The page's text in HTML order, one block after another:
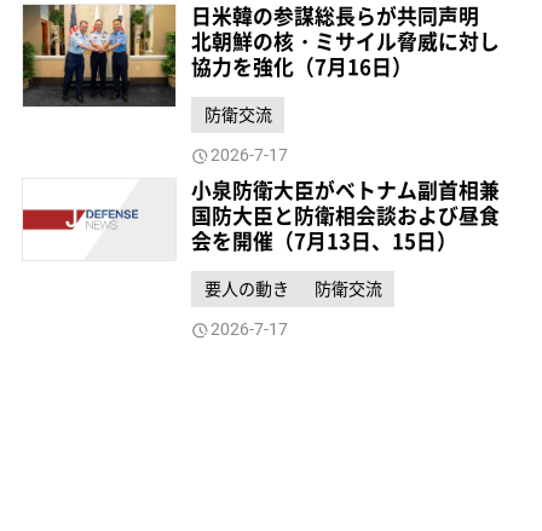
日米韓の参謀総長らが共同声明
北朝鮮の核・ミサイル脅威に対し
協力を強化（7月16日）
防衛交流
2026-7-17
小泉防衛大臣がベトナム副首相兼
国防大臣と防衛相会談および昼食
会を開催（7月13日、15日）
要人の動き 防衛交流
2026-7-17